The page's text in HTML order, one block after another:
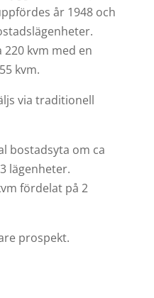
år 1948 och
kvm med en
kvm.
via traditionell
bostadsyta om ca
lägenheter.
fördelat på 2
prospekt.